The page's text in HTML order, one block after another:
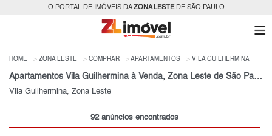
O PORTAL DE IMÓVEIS DAZONA LESTEDE SÃO PAULO
HOME ZONA LESTE COMPRAR APARTAMENTOS VILA GUILHERMINA
Apartamentos Vila Guilhermina à Venda, Zona Leste de São Paulo, SP
Vila Guilhermina, Zona Leste
92 anúncios encontrados